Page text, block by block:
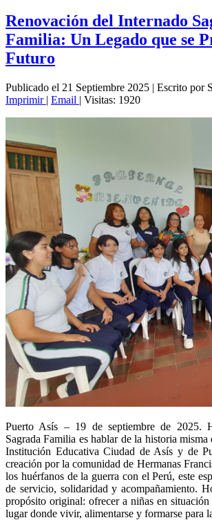
Renovación del Internado
Familia: Un Legado que se
Futuro
Publicado el 21 Septiembre 2025 | Escrito por
Imprimir | Email | Visitas: 1920
Puerto Asís – 19 de septiembre de 2025.
Sagrada Familia es hablar de la historia misma
Institución Educativa Ciudad de Asís y de
creación por la comunidad de Hermanas
los huérfanos de la guerra con el Perú, este
de servicio, solidaridad y acompañamiento.
propósito original: ofrecer a niñas en
lugar donde vivir, alimentarse y formarse para